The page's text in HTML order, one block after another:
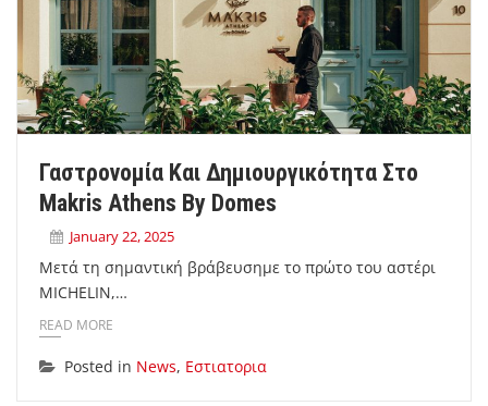
Γαστρονομία Και Δημιουργικότητα Στο
Makris Athens By Domes
January 22, 2025
Μετά τη σημαντική βράβευσημε το πρώτο του αστέρι
MICHELIN,…
READ MORE
Posted in News, Εστιατορια